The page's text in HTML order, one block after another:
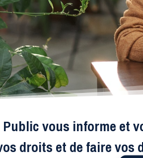
Public vous informe et
droits et de faire